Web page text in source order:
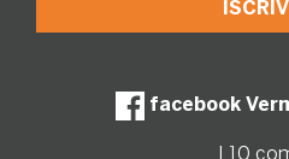
facebook
I 10